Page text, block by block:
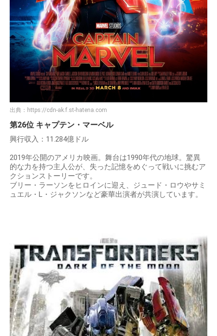
出典： https://cdn-ak.f.st-hatena.com
第26位 キャプテン・マーベル
興行収入：11.284億ドル
2019年公開のアメリカ映画。舞台は1990年代の地球。驚異
的な力を持つ主人公が、失った記憶をめぐって戦いに挑むア
クションストーリーです。
ブリー・ラーソンをヒロインに迎え、ジュード・ロウやサミ
ュエル・L・ジャクソンなど豪華出演者が共演しています。